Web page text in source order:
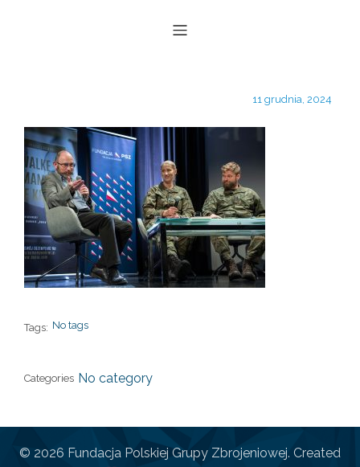
11 grudnia, 2024
Tags: No tags
Categories No category
© 2026 Fundacja Polskiej Grupy Zbrojeniowej. Created